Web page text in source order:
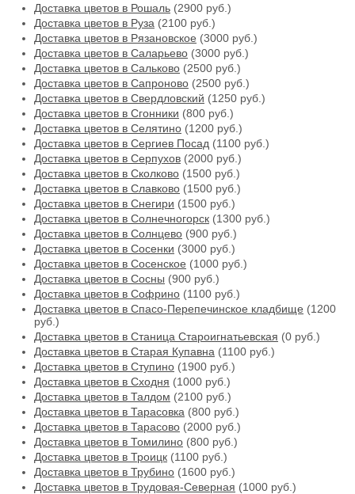
Доставка цветов в Рошаль (2900 руб.)
Доставка цветов в Руза (2100 руб.)
Доставка цветов в Рязановское (3000 руб.)
Доставка цветов в Саларьево (3000 руб.)
Доставка цветов в Сальково (2500 руб.)
Доставка цветов в Сапроново (2500 руб.)
Доставка цветов в Свердловский (1250 руб.)
Доставка цветов в Сгонники (800 руб.)
Доставка цветов в Селятино (1200 руб.)
Доставка цветов в Сергиев Посад (1100 руб.)
Доставка цветов в Серпухов (2000 руб.)
Доставка цветов в Сколково (1500 руб.)
Доставка цветов в Славково (1500 руб.)
Доставка цветов в Снегири (1500 руб.)
Доставка цветов в Солнечногорск (1300 руб.)
Доставка цветов в Солнцево (900 руб.)
Доставка цветов в Сосенки (3000 руб.)
Доставка цветов в Сосенское (1000 руб.)
Доставка цветов в Сосны (900 руб.)
Доставка цветов в Софрино (1100 руб.)
Доставка цветов в Спасо-Перепечинское кладбище (1200
руб.)
Доставка цветов в Станица Староигнатьевская (0 руб.)
Доставка цветов в Старая Купавна (1100 руб.)
Доставка цветов в Ступино (1900 руб.)
Доставка цветов в Сходня (1000 руб.)
Доставка цветов в Талдом (2100 руб.)
Доставка цветов в Тарасовка (800 руб.)
Доставка цветов в Тарасово (2000 руб.)
Доставка цветов в Томилино (800 руб.)
Доставка цветов в Троицк (1100 руб.)
Доставка цветов в Трубино (1600 руб.)
Доставка цветов в Трудовая-Северная (1000 руб.)